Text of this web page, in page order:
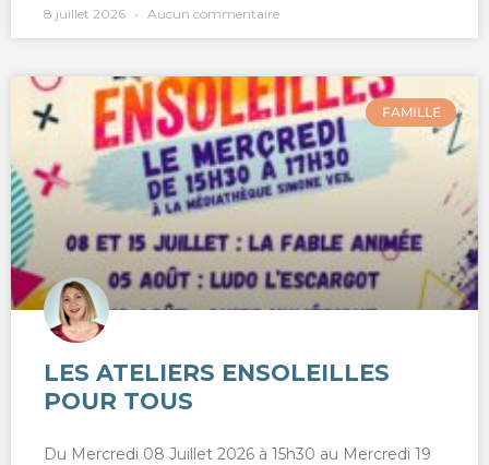
8 juillet 2026 Aucun commentaire
FAMILLE
LES ATELIERS ENSOLEILLES
POUR TOUS
Du Mercredi 08 Juillet 2026 à 15h30 au Mercredi 19